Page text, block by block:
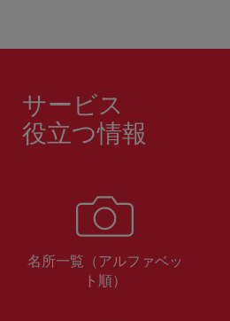
サービス
役立つ情報
名所一覧（アルファベッ
ト順）